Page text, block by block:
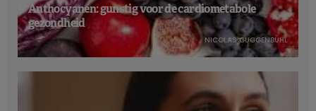
Anthocyanen: gunstig voor de cardiometabole
gezondheid
NICOLAS GUGGENBÜHL